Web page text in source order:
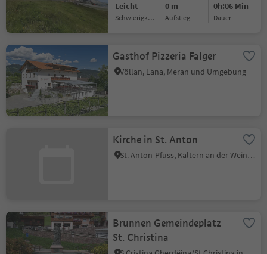
Leicht
Schwierigkeitsgrad
0 m
Aufstieg
0h:06 Min
Dauer
Gasthof Pizzeria Falger
Völlan, Lana, Meran und Umgebung
Kirche in St. Anton
St. Anton-Pfuss, Kaltern an der Weinstraße, Südtiroler Weinstraße
Brunnen Gemeindeplatz
St. Christina